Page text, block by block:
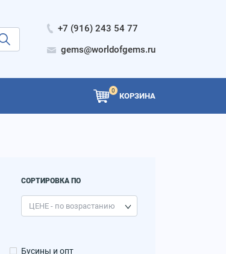
+7 (916) 243 54 77
gems@worldofgems.ru
0
КОРЗИНА
СОРТИРОВКА ПО
Бусины и опт